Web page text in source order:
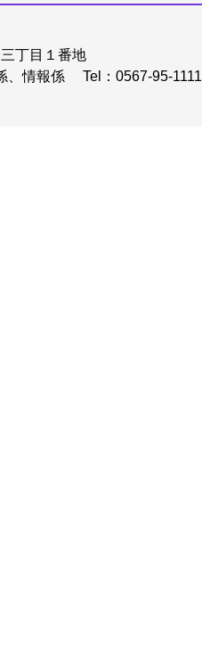
丁目１番地
、情報係
Tel：0567-95-1111